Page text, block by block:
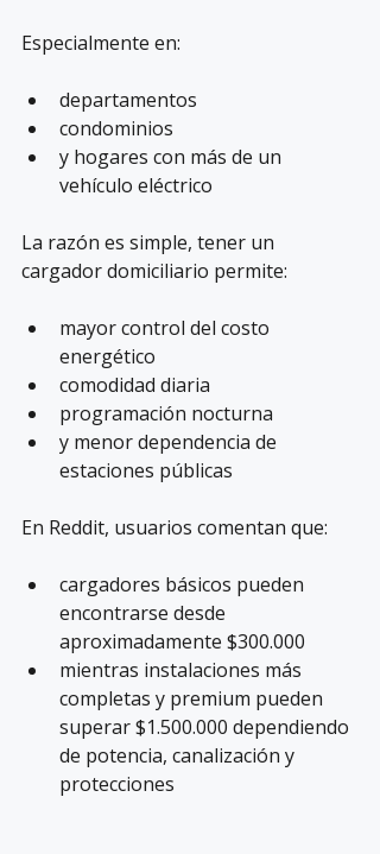
Especialmente en:
departamentos
condominios
y hogares con más de un
vehículo eléctrico
La razón es simple, tener un
cargador domiciliario permite:
mayor control del costo
energético
comodidad diaria
programación nocturna
y menor dependencia de
estaciones públicas
En Reddit, usuarios comentan que:
cargadores básicos pueden
encontrarse desde
aproximadamente $300.000
mientras instalaciones más
completas y premium pueden
superar $1.500.000 dependiendo
de potencia, canalización y
protecciones